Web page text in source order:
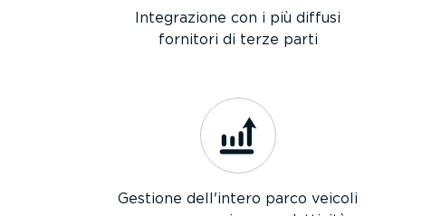
Integra­zione con i più diffusi
fornitori di terze parti
Gestione dell'intero parco veicoli